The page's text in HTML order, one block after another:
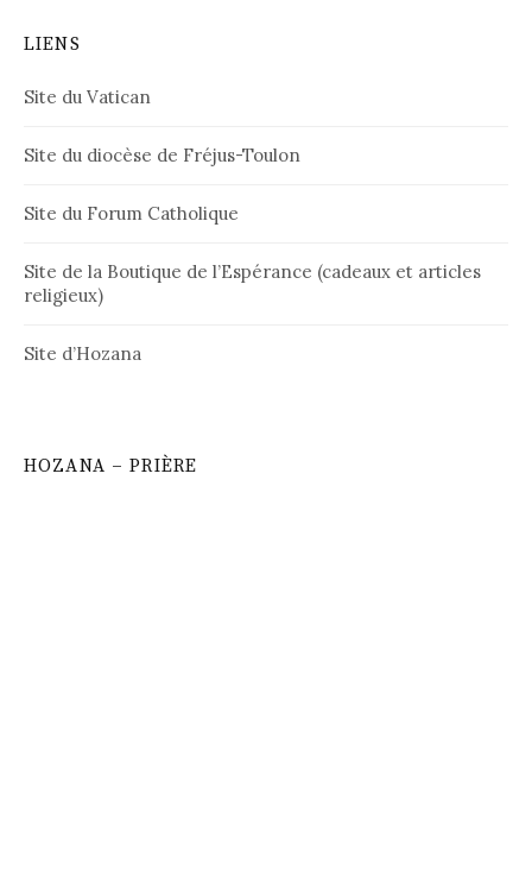
LIENS
Site du Vatican
Site du diocèse de Fréjus-Toulon
Site du Forum Catholique
Site de la Boutique de l’Espérance (cadeaux et articles
religieux)
Site d’Hozana
HOZANA – PRIÈRE